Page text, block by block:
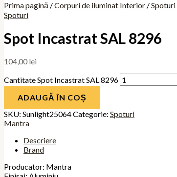
Prima pagină /Corpuri de iluminat Interior /Spoturi
Spoturi
Spot Incastrat SAL 8296
104,00 lei
Cantitate Spot Incastrat SAL 8296
ADAUGĂ ÎN COȘ
SKU: Sunlight25064Categorie: Spoturi
Mantra
Descriere
Brand
Producator: Mantra